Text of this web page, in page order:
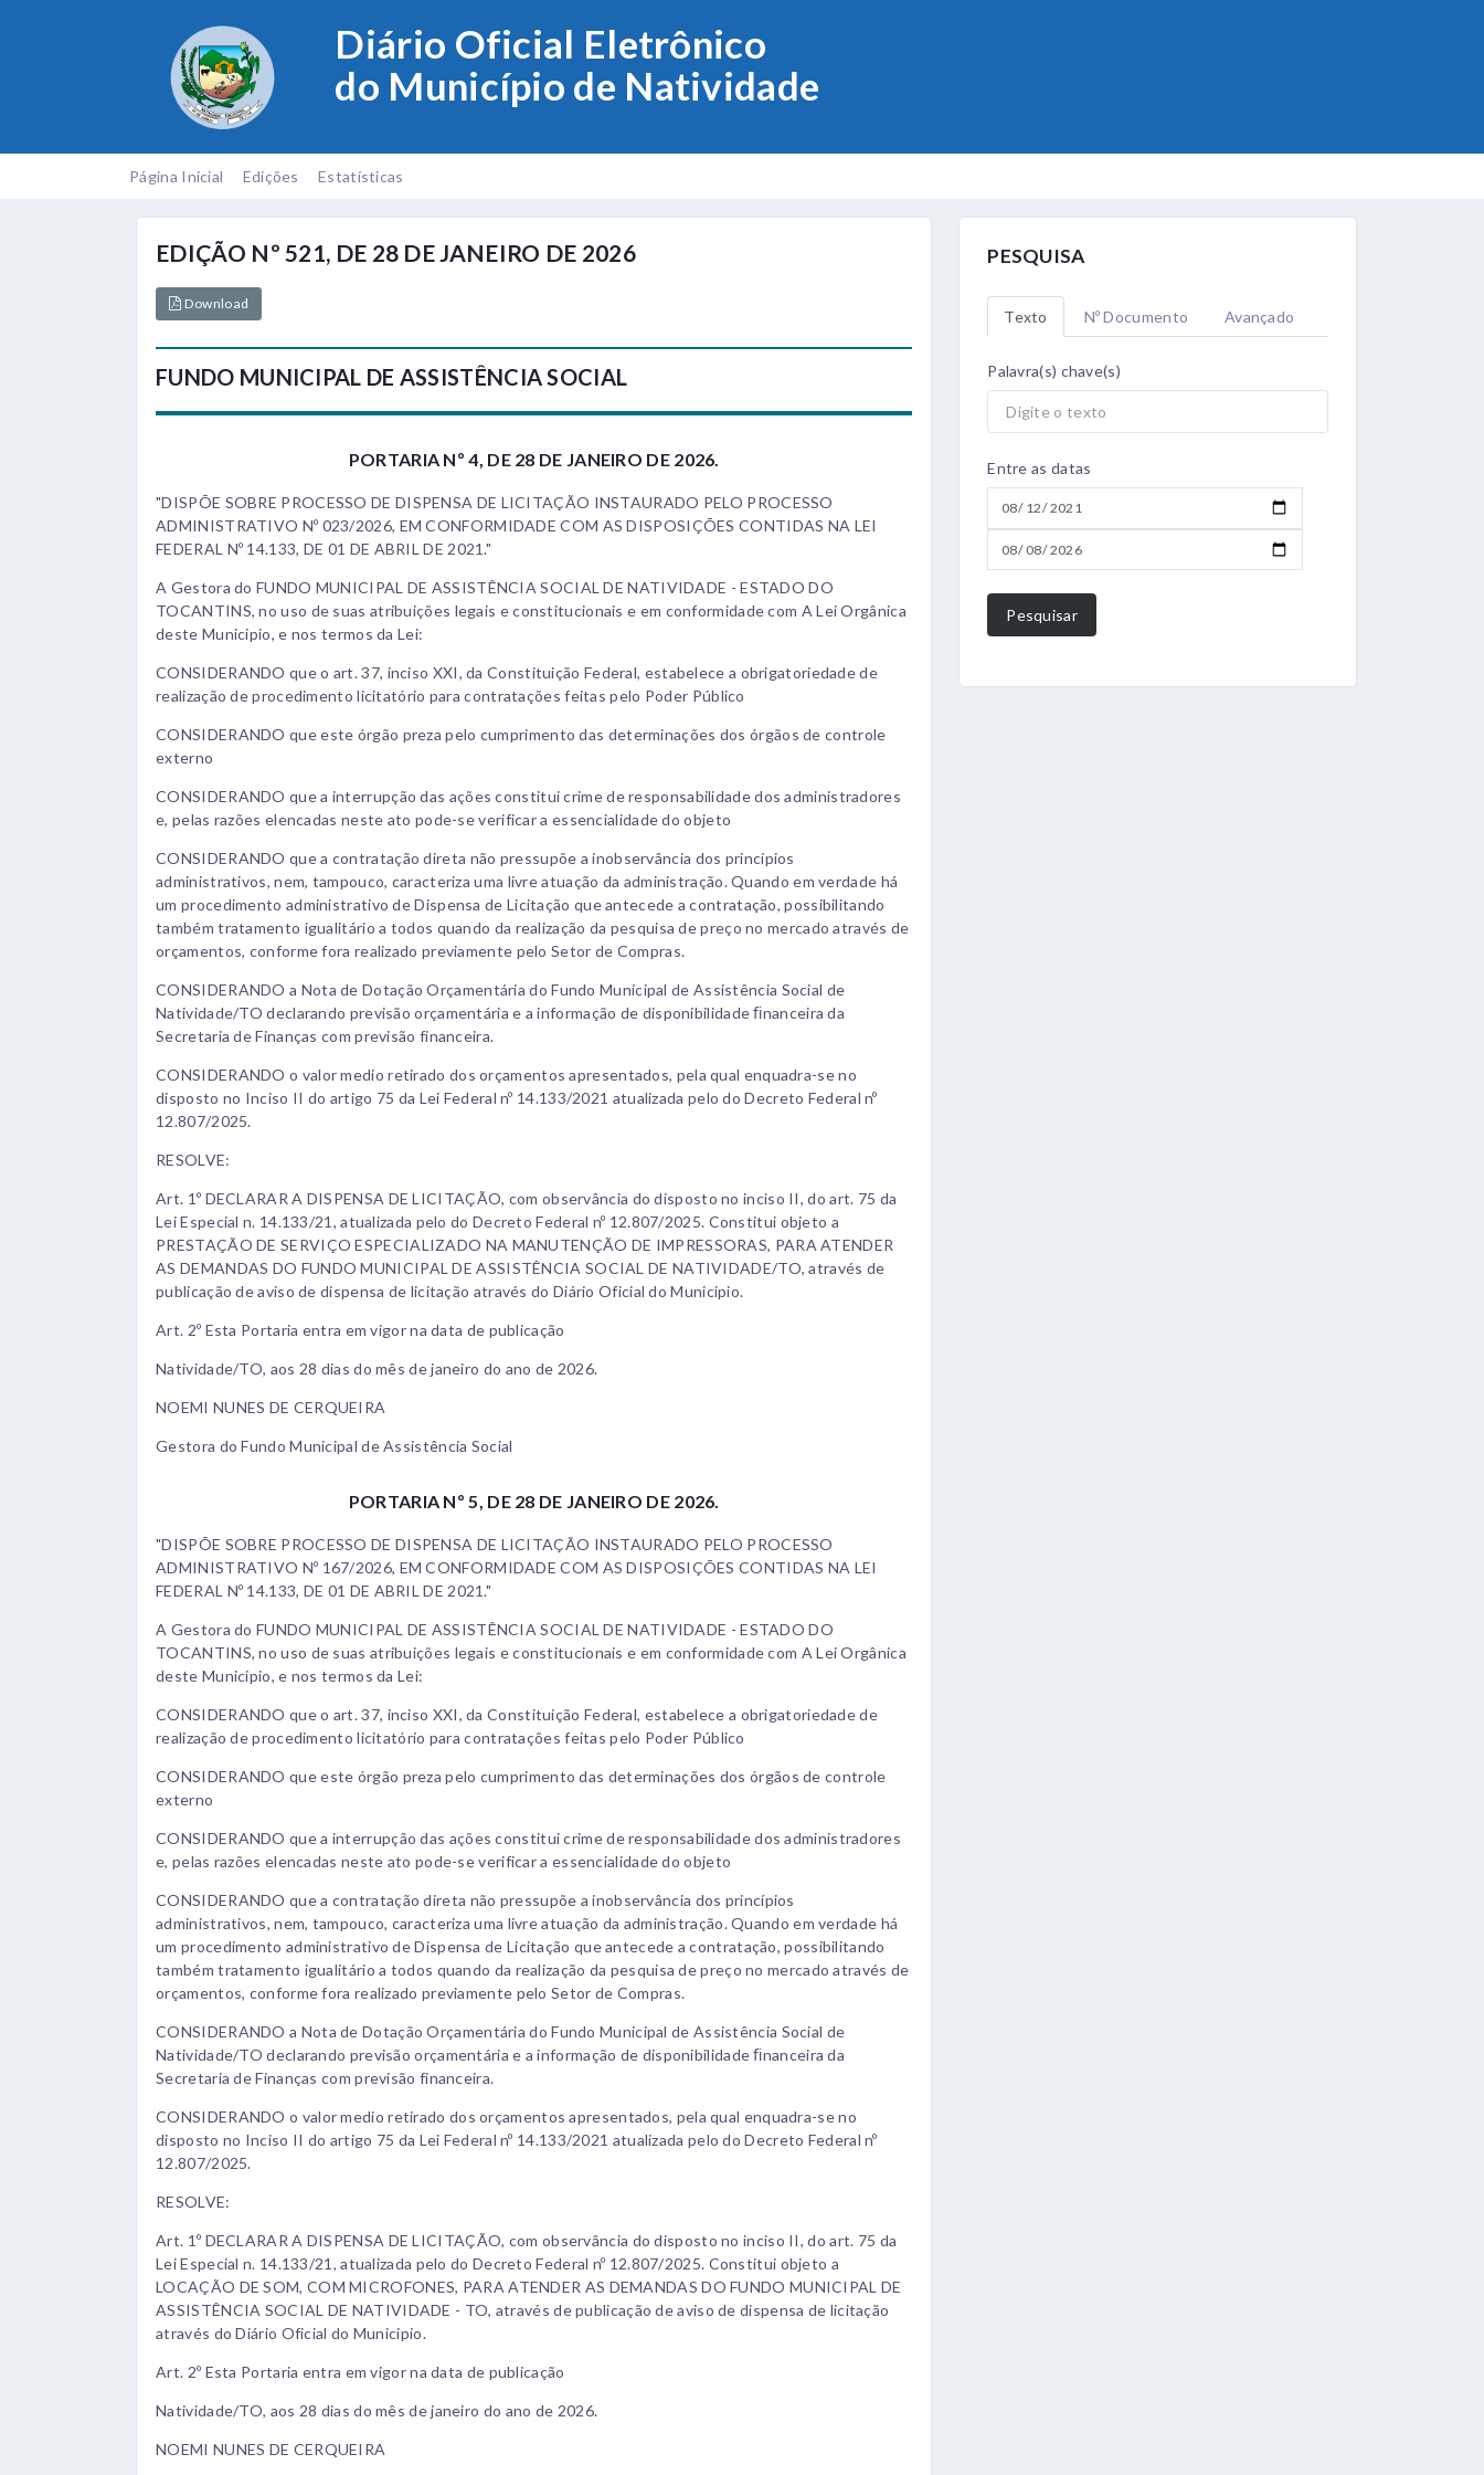
Diário Oficial Eletrônico
do Município de Natividade
Página Inicial Edições Estatísticas
EDIÇÃO Nº 521, DE 28 DE JANEIRO DE 2026
Download
FUNDO MUNICIPAL DE ASSISTÊNCIA SOCIAL
PORTARIA Nº 4, DE 28 DE JANEIRO DE 2026.
"DISPÕE SOBRE PROCESSO DE DISPENSA DE LICITAÇÃO INSTAURADO PELO PROCESSO
ADMINISTRATIVO Nº 023/2026, EM CONFORMIDADE COM AS DISPOSIÇÕES CONTIDAS NA LEI
FEDERAL Nº 14.133, DE 01 DE ABRIL DE 2021."
A Gestora do FUNDO MUNICIPAL DE ASSISTÊNCIA SOCIAL DE NATIVIDADE - ESTADO DO
TOCANTINS, no uso de suas atribuições legais e constitucionais e em conformidade com A Lei Orgânica
deste Municipio, e nos termos da Lei:
CONSIDERANDO que o art. 37, inciso XXI, da Constituição Federal, estabelece a obrigatoriedade de
realização de procedimento licitatório para contratações feitas pelo Poder Público
CONSIDERANDO que este órgão preza pelo cumprimento das determinações dos órgãos de controle
externo
CONSIDERANDO que a interrupção das ações constitui crime de responsabilidade dos administradores
e, pelas razões elencadas neste ato pode-se verificar a essencialidade do objeto
CONSIDERANDO que a contratação direta não pressupõe a inobservância dos princípios
administrativos, nem, tampouco, caracteriza uma livre atuação da administração. Quando em verdade há
um procedimento administrativo de Dispensa de Licitação que antecede a contratação, possibilitando
também tratamento igualitário a todos quando da realização da pesquisa de preço no mercado através de
orçamentos, conforme fora realizado previamente pelo Setor de Compras.
CONSIDERANDO a Nota de Dotação Orçamentária do Fundo Municipal de Assistência Social de
Natividade/TO declarando previsão orçamentária e a informação de disponibilidade ﬁnanceira da
Secretaria de Finanças com previsão financeira.
CONSIDERANDO o valor medio retirado dos orçamentos apresentados, pela qual enquadra-se no
disposto no Inciso II do artigo 75 da Lei Federal nº 14.133/2021 atualizada pelo do Decreto Federal nº
12.807/2025.
RESOLVE:
Art. 1º DECLARAR A DISPENSA DE LICITAÇÃO, com observância do disposto no inciso II, do art. 75 da
Lei Especial n. 14.133/21, atualizada pelo do Decreto Federal nº 12.807/2025. Constitui objeto a
PRESTAÇÃO DE SERVIÇO ESPECIALIZADO NA MANUTENÇÃO DE IMPRESSORAS, PARA ATENDER
AS DEMANDAS DO FUNDO MUNICIPAL DE ASSISTÊNCIA SOCIAL DE NATIVIDADE/TO, através de
publicação de aviso de dispensa de licitação através do Diário Oficial do Municipio.
Art. 2º Esta Portaria entra em vigor na data de publicação
Natividade/TO, aos 28 dias do mês de janeiro do ano de 2026.
NOEMI NUNES DE CERQUEIRA
Gestora do Fundo Municipal de Assistência Social
PORTARIA Nº 5, DE 28 DE JANEIRO DE 2026.
"DISPÕE SOBRE PROCESSO DE DISPENSA DE LICITAÇÃO INSTAURADO PELO PROCESSO
ADMINISTRATIVO Nº 167/2026, EM CONFORMIDADE COM AS DISPOSIÇÕES CONTIDAS NA LEI
FEDERAL Nº 14.133, DE 01 DE ABRIL DE 2021."
A Gestora do FUNDO MUNICIPAL DE ASSISTÊNCIA SOCIAL DE NATIVIDADE - ESTADO DO
TOCANTINS, no uso de suas atribuições legais e constitucionais e em conformidade com A Lei Orgânica
deste Municipio, e nos termos da Lei:
CONSIDERANDO que o art. 37, inciso XXI, da Constituição Federal, estabelece a obrigatoriedade de
realização de procedimento licitatório para contratações feitas pelo Poder Público
CONSIDERANDO que este órgão preza pelo cumprimento das determinações dos órgãos de controle
externo
CONSIDERANDO que a interrupção das ações constitui crime de responsabilidade dos administradores
e, pelas razões elencadas neste ato pode-se verificar a essencialidade do objeto
CONSIDERANDO que a contratação direta não pressupõe a inobservância dos princípios
administrativos, nem, tampouco, caracteriza uma livre atuação da administração. Quando em verdade há
um procedimento administrativo de Dispensa de Licitação que antecede a contratação, possibilitando
também tratamento igualitário a todos quando da realização da pesquisa de preço no mercado através de
orçamentos, conforme fora realizado previamente pelo Setor de Compras.
CONSIDERANDO a Nota de Dotação Orçamentária do Fundo Municipal de Assistência Social de
Natividade/TO declarando previsão orçamentária e a informação de disponibilidade ﬁnanceira da
Secretaria de Finanças com previsão financeira.
CONSIDERANDO o valor medio retirado dos orçamentos apresentados, pela qual enquadra-se no
disposto no Inciso II do artigo 75 da Lei Federal nº 14.133/2021 atualizada pelo do Decreto Federal nº
12.807/2025.
RESOLVE:
Art. 1º DECLARAR A DISPENSA DE LICITAÇÃO, com observância do disposto no inciso II, do art. 75 da
Lei Especial n. 14.133/21, atualizada pelo do Decreto Federal nº 12.807/2025. Constitui objeto a
LOCAÇÃO DE SOM, COM MICROFONES, PARA ATENDER AS DEMANDAS DO FUNDO MUNICIPAL DE
ASSISTÊNCIA SOCIAL DE NATIVIDADE - TO, através de publicação de aviso de dispensa de licitação
através do Diário Oficial do Municipio.
Art. 2º Esta Portaria entra em vigor na data de publicação
Natividade/TO, aos 28 dias do mês de janeiro do ano de 2026.
NOEMI NUNES DE CERQUEIRA
PESQUISA
Texto Nº Documento Avançado
Palavra(s) chave(s)
Entre as datas
Pesquisar